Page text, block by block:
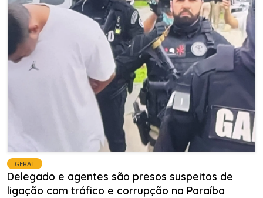
GERAL
Delegado e agentes são presos suspeitos de
ligação com tráfico e corrupção na Paraíba